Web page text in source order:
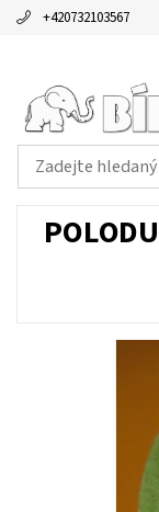
+420732103567